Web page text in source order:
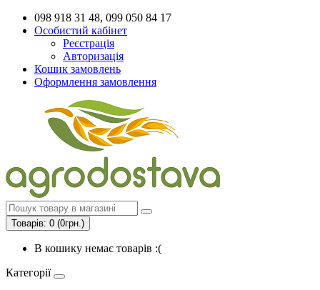
098 918 31 48, 099 050 84 17
Особистий кабінет
Реєстрація
Авторизація
Кошик замовлень
Оформлення замовлення
Товарів: 0 (0грн.)
В кошику немає товарів :(
Категорії